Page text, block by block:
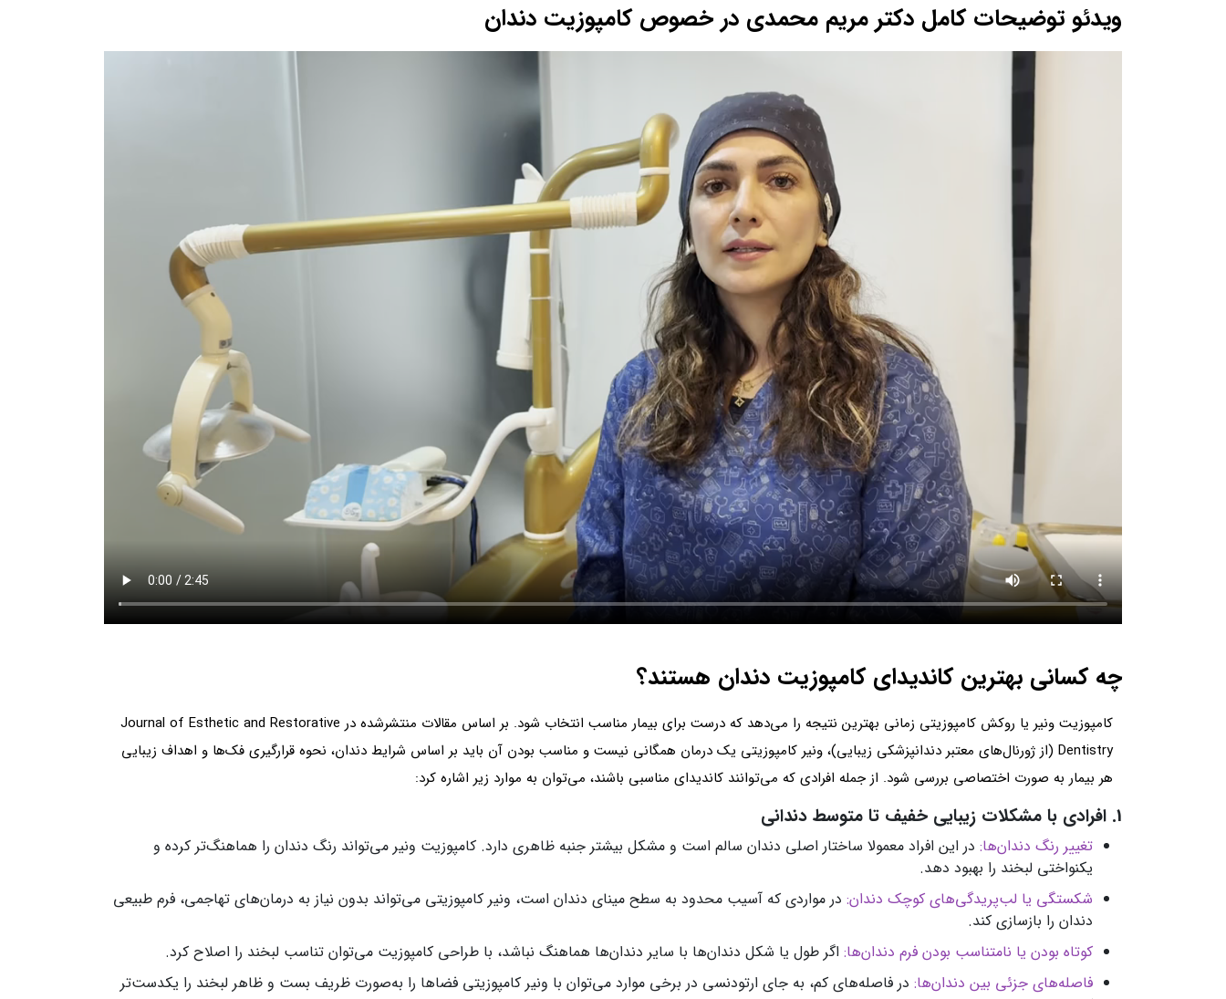
ویدئو توضیحات کامل دکتر مریم محمدی در خصوص کامپوزیت دندان
چه کسانی بهترین کاندیدای کامپوزیت دندان هستند؟
کامپوزیت ونیر یا روکش کامپوزیتی زمانی بهترین نتیجه را می‌دهد که درست برای بیمار مناسب انتخاب شود. بر اساس مقالات منتشرشده در Journal of Esthetic and Restorative
Dentistry (از ژورنال‌های معتبر دندانپزشکی زیبایی)، ونیر کامپوزیتی یک درمان همگانی نیست و مناسب بودن آن باید بر اساس شرایط دندان، نحوه قرارگیری فک‌ها و اهداف زیبایی
هر بیمار به صورت اختصاصی بررسی شود. از جمله افرادی که می‌توانند کاندیدای مناسبی باشند، می‌توان به موارد زیر اشاره کرد:
1. افرادی با مشکلات زیبایی خفیف تا متوسط دندانی
تغییر رنگ دندان‌ها: در این افراد معمولا ساختار اصلی دندان سالم است و مشکل بیشتر جنبه ظاهری دارد. کامپوزیت ونیر می‌تواند رنگ دندان را هماهنگ‌تر کرده و
یکنواختی لبخند را بهبود دهد.
شکستگی یا لب‌پریدگی‌های کوچک دندان: در مواردی که آسیب محدود به سطح مینای دندان است، ونیر کامپوزیتی می‌تواند بدون نیاز به درمان‌های تهاجمی، فرم طبیعی
دندان را بازسازی کند.
کوتاه بودن یا نامتناسب بودن فرم دندان‌ها: اگر طول یا شکل دندان‌ها با سایر دندان‌ها هماهنگ نباشد، با طراحی کامپوزیت می‌توان تناسب لبخند را اصلاح کرد.
فاصله‌های جزئی بین دندان‌ها: در فاصله‌های کم، به جای ارتودنسی در برخی موارد می‌توان با ونیر کامپوزیتی فضاها را به‌صورت ظریف بست و ظاهر لبخند را یکدست‌تر